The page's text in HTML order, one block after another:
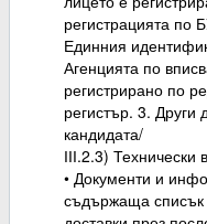
регистрацията по
Единния
Агенцията по
регистрирано по
регистър. 3. Други
кандидата/
ІІІ.2.3)
• Документи и
съдържаща списък